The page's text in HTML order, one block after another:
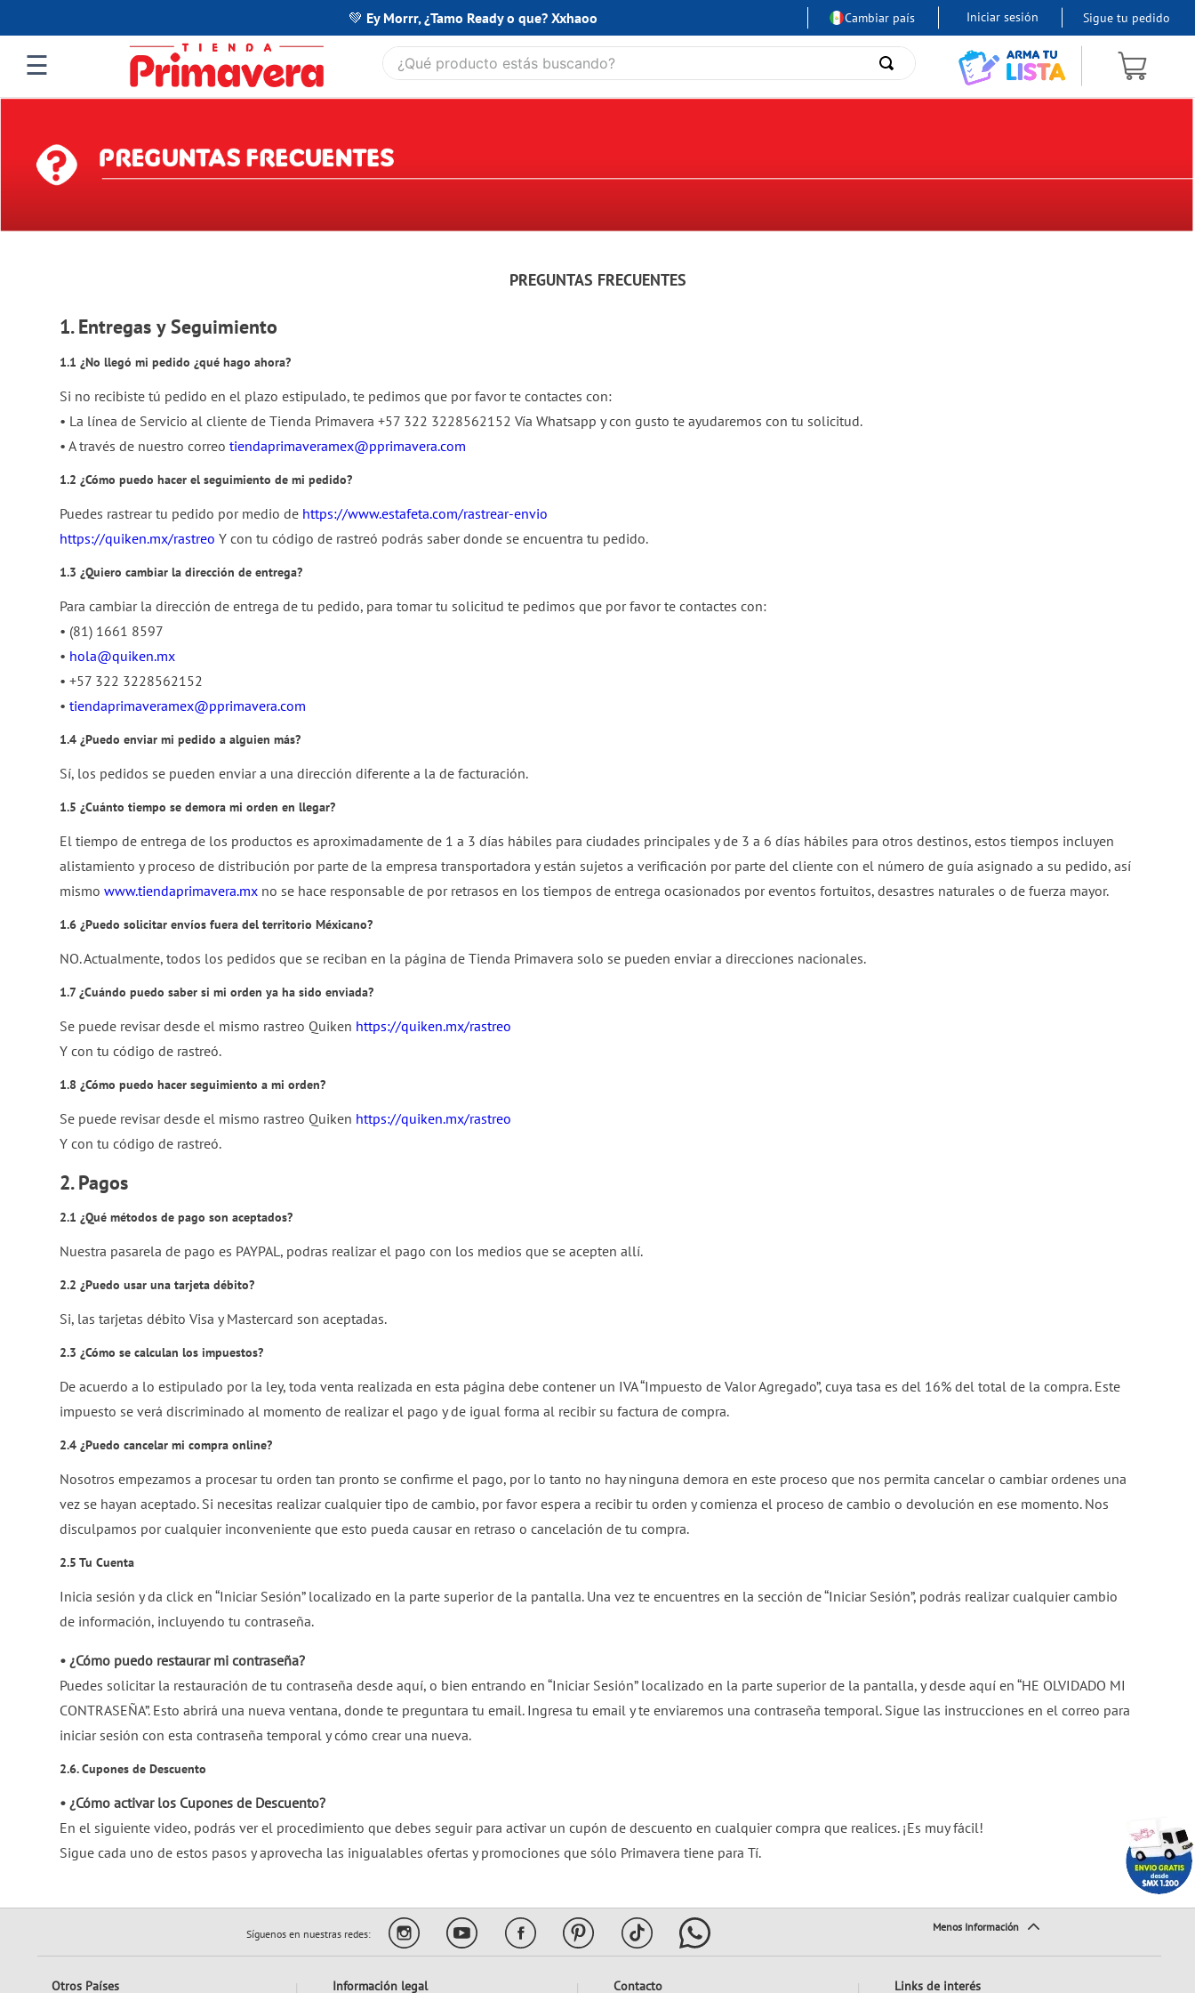
💚 Ey Morrr, ¿Tamo Ready o que? Xxhaoo Cambiar país Iniciar sesión Sigue tu pedido
☰ ¿Qué producto estás buscando?
PREGUNTAS FRECUENTES
1. Entregas y Seguimiento
1.1 ¿No llegó mi pedido ¿qué hago ahora?
Si no recibiste tú pedido en el plazo estipulado, te pedimos que por favor te contactes con:
• La línea de Servicio al cliente de Tienda Primavera +57 322 3228562152 Vía Whatsapp y con gusto te ayudaremos con tu solicitud.
• A través de nuestro correotiendaprimaveramex@pprimavera.com
1.2 ¿Cómo puedo hacer el seguimiento de mi pedido?
Puedes rastrear tu pedido por medio de https://www.estafeta.com/rastrear-envio
https://quiken.mx/rastreo Y con tu código de rastreó podrás saber donde se encuentra tu pedido.
1.3 ¿Quiero cambiar la dirección de entrega?
Para cambiar la dirección de entrega de tu pedido, para tomar tu solicitud te pedimos que por favor te contactes con:
• (81) 1661 8597
• hola@quiken.mx
• +57 322 3228562152
•tiendaprimaveramex@pprimavera.com
1.4 ¿Puedo enviar mi pedido a alguien más?
Sí, los pedidos se pueden enviar a una dirección diferente a la de facturación.
1.5 ¿Cuánto tiempo se demora mi orden en llegar?
El tiempo de entrega de los productos es aproximadamente de 1 a 3 días hábiles para ciudades principales y de 3 a 6 días hábiles para otros destinos, estos tiempos incluyen
alistamiento y proceso de distribución por parte de la empresa transportadora y están sujetos a verificación por parte del cliente con el número de guía asignado a su pedido, así
mismowww.tiendaprimavera.mx no se hace responsable de por retrasos en los tiempos de entrega ocasionados por eventos fortuitos, desastres naturales o de fuerza mayor.
1.6 ¿Puedo solicitar envíos fuera del territorio Méxicano?
NO. Actualmente, todos los pedidos que se reciban en la página de Tienda Primavera solo se pueden enviar a direcciones nacionales.
1.7 ¿Cuándo puedo saber si mi orden ya ha sido enviada?
Se puede revisar desde el mismo rastreo Quiken https://quiken.mx/rastreo
Y con tu código de rastreó.
1.8 ¿Cómo puedo hacer seguimiento a mi orden?
Se puede revisar desde el mismo rastreo Quiken https://quiken.mx/rastreo
Y con tu código de rastreó.
2. Pagos
2.1 ¿Qué métodos de pago son aceptados?
Nuestra pasarela de pago es PAYPAL, podras realizar el pago con los medios que se acepten allí.
2.2 ¿Puedo usar una tarjeta débito?
Si, las tarjetas débito Visa y Mastercard son aceptadas.
2.3 ¿Cómo se calculan los impuestos?
De acuerdo a lo estipulado por la ley, toda venta realizada en esta página debe contener un IVA “Impuesto de Valor Agregado”, cuya tasa es del 16% del total de la compra. Este
impuesto se verá discriminado al momento de realizar el pago y de igual forma al recibir su factura de compra.
2.4 ¿Puedo cancelar mi compra online?
Nosotros empezamos a procesar tu orden tan pronto se confirme el pago, por lo tanto no hay ninguna demora en este proceso que nos permita cancelar o cambiar ordenes una
vez se hayan aceptado. Si necesitas realizar cualquier tipo de cambio, por favor espera a recibir tu orden y comienza el proceso de cambio o devolución en ese momento. Nos
disculpamos por cualquier inconveniente que esto pueda causar en retraso o cancelación de tu compra.
2.5 Tu Cuenta
Inicia sesión y da click en “Iniciar Sesión” localizado en la parte superior de la pantalla. Una vez te encuentres en la sección de “Iniciar Sesión”, podrás realizar cualquier cambio
de información, incluyendo tu contraseña.
• ¿Cómo puedo restaurar mi contraseña?
Puedes solicitar la restauración de tu contraseña desde aquí, o bien entrando en “Iniciar Sesión” localizado en la parte superior de la pantalla, y desde aquí en “HE OLVIDADO MI
CONTRASEÑA”. Esto abrirá una nueva ventana, donde te preguntara tu email. Ingresa tu email y te enviaremos una contraseña temporal. Sigue las instrucciones en el correo para
iniciar sesión con esta contraseña temporal y cómo crear una nueva.
2.6. Cupones de Descuento
• ¿Cómo activar los Cupones de Descuento?
En el siguiente video, podrás ver el procedimiento que debes seguir para activar un cupón de descuento en cualquier compra que realices. ¡Es muy fácil!
Sigue cada uno de estos pasos y aprovecha las inigualables ofertas y promociones que sólo Primavera tiene para Tí.
Síguenos en nuestras redes:
Otros Países Información legal Contacto Links de interés
TÉRMINOS MÁS BUSCADOS
2 .
cuadernos
10. cuaderno